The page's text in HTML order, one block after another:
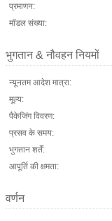
प्रमाणन:
मॉडल संख्या:
भुगतान & नौवहन नियमों
न्यूनतम आदेश मात्रा:
मूल्य:
पैकेजिंग विवरण:
प्रसव के समय:
भुगतान शर्तें:
आपूर्ति की क्षमता:
वर्णन